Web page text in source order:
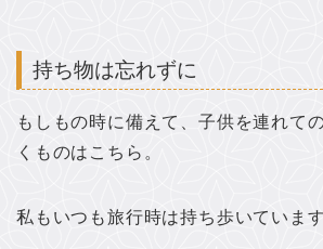
持ち物は忘れずに
もしもの時に備えて、子供を連れて
くものはこちら。
私もいつも旅行時は持ち歩いています